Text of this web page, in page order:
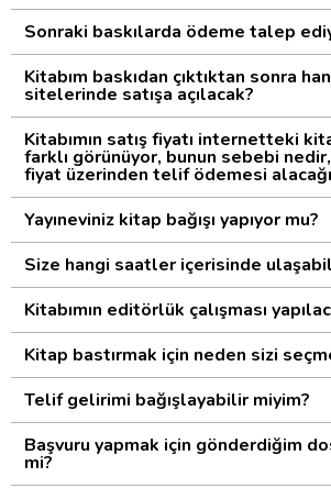
Sonraki baskılarda ödeme talep
Kitabım baskıdan çıktıktan sonra
sitelerinde satışa açılacak?
Kitabımın satış fiyatı internetteki
farklı görünüyor, bunun sebebi
fiyat üzerinden telif ödemesi
Yayıneviniz kitap bağışı yapıyor mu?
Size hangi saatler içerisinde
Kitabımın editörlük çalışması
Kitap bastırmak için neden sizi
Telif gelirimi bağışlayabilir miyim?
Başvuru yapmak için gönderdiğim
mi?